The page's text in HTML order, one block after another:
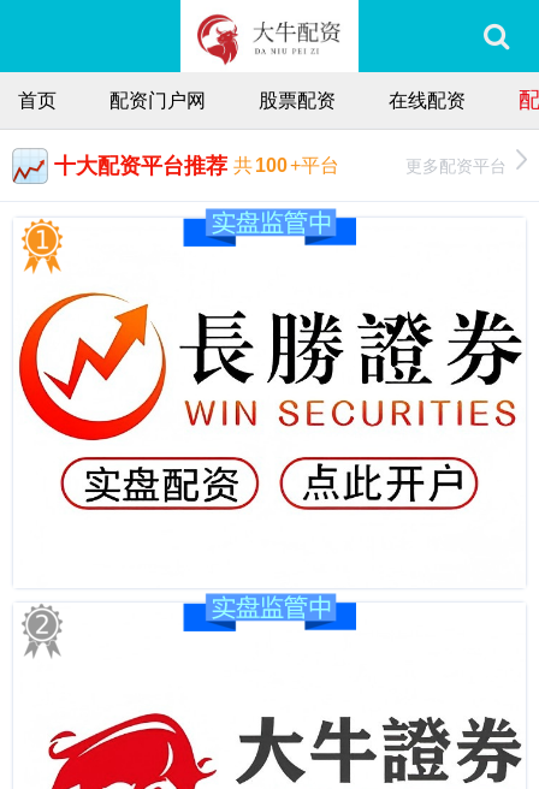
首页 配资门户网 股票配资 在线配资
十大配资平台推荐 共100+平台 更多配资平台